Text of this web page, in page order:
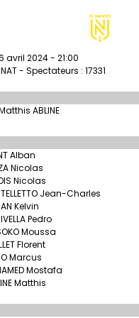
avril 2024 - 21:00
- Spectateurs : 17331
ABLINE
Alban
Nicolas
Nicolas
Jean-Charles
Kelvin
Pedro
Moussa
Florent
Marcus
Mostafa
Matthis